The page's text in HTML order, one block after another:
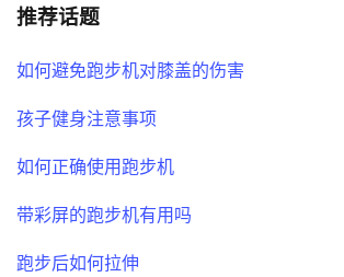
推荐话题
如何避免跑步机对膝盖的伤害
孩子健身注意事项
如何正确使用跑步机
带彩屏的跑步机有用吗
跑步后如何拉伸